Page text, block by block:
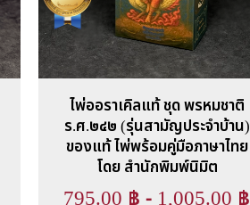
ไพ่ออราเคิลแท้ ชุด พรหมชาติ
ร.ศ.๒๔๒ (รุ่นสามัญประจำบ้าน)
ของแท้ ไพ่พร้อมคู่มือภาษาไทย
โดย สำนักพิมพ์นิมิต
795.00 ฿ - 1,005.00 ฿